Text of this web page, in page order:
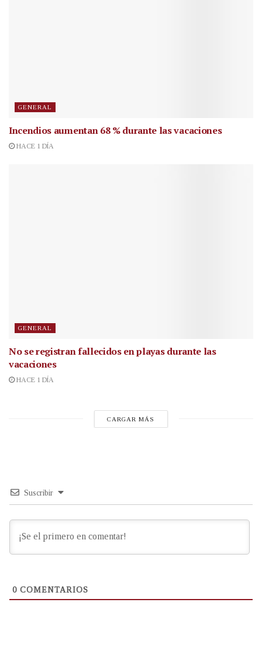
GENERAL
Incendios aumentan 68 % durante las vacaciones
HACE 1 DÍA
GENERAL
No se registran fallecidos en playas durante las
vacaciones
HACE 1 DÍA
CARGAR MÁS
Suscribir
0 COMENTARIOS